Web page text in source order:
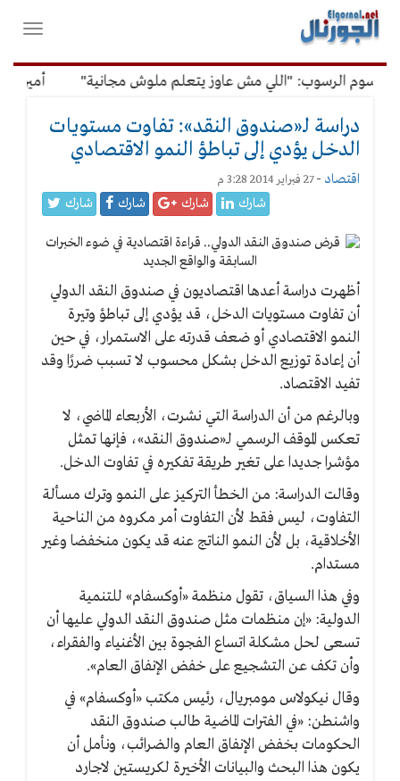
القائمة
الرئيسية
فتح
الرسوب: "اللي مش عاوز يتعلم ملوش مجانية" أمين
دراسة لـ«صندوق النقد»: تفاوت مستويات
الدخل يؤدي إلى تباطؤ النمو الاقتصادي
اقتصاد -27 فبراير 2014 3:28 م
شارك شارك شارك شارك
أظهرت دراسة أعدها اقتصاديون في صندوق النقد الدولي
أن تفاوت مستويات الدخل، قد يؤدي إلى تباطؤ وتيرة
النمو الاقتصادي أو ضعف قدرته على الاستمرار، في حين
أن إعادة توزيع الدخل بشكل محسوب لا تسبب ضررًا وقد
تفيد الاقتصاد.
وبالرغم من أن الدراسة التي نشرت، الأربعاء الماضي، لا
تعكس الموقف الرسمي لـ«صندوق النقد»، فإنها تمثل
مؤشرا جديدا على تغير طريقة تفكيره في تفاوت الدخل.
وقالت الدراسة: من الخطأ التركيز على النمو وترك مسألة
التفاوت، ليس فقط لأن التفاوت أمر مكروه من الناحية
الأخلاقية، بل لأن النمو الناتج عنه قد يكون منخفضا وغير
مستدام.
وفي هذا السياق، تقول منظمة «أوكسفام» للتنمية
الدولية: «إن منظمات مثل صندوق النقد الدولي عليها أن
تسعى لحل مشكلة اتساع الفجوة بين الأغنياء والفقراء،
وأن تكف عن التشجيع على خفض الإنفاق العام».
وقال نيكولاس مومبريال، رئيس مكتب «أوكسفام» في
واشنطن: «في الفترات الماضية طالب صندوق النقد
الحكومات بخفض الإنفاق العام والضرائب، ونأمل أن
يكون هذا البحث والبيانات الأخيرة لكريستين لاجارد